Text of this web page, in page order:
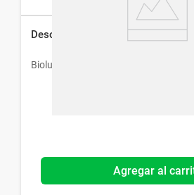
Desodorante Íntimo Biolube V
Biolube
Agregar al